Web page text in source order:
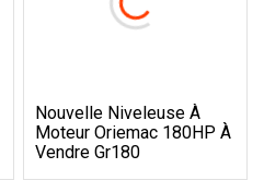
Nouvelle Niveleuse À
Moteur Oriemac 180HP À
Vendre Gr180